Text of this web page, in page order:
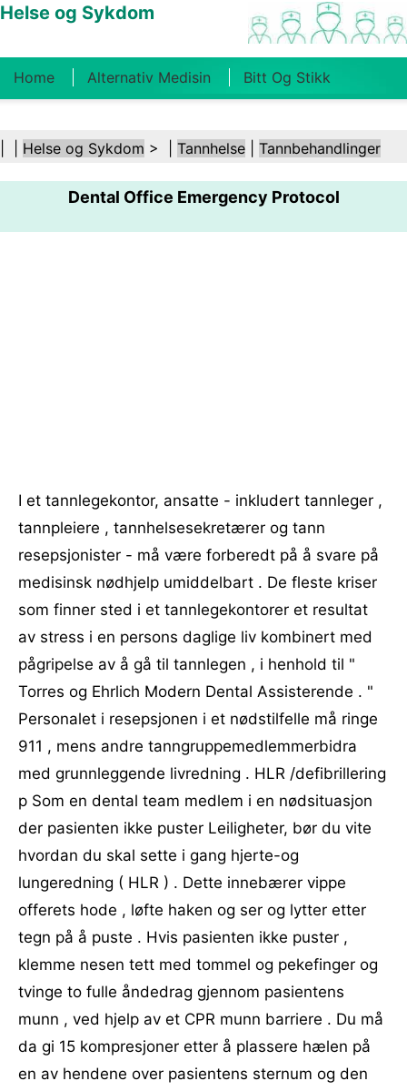
Helse og Sykdom
Home Alternativ Medisin Bitt Og Stikk
Kosthold Og Ernæring Familiehelse
Helsebransjen Psykisk Helse Folkehelse Og
Sikkerhet Kirurgi Og Prosedyrer Helse
Helse og Sykdom > | Tannhelse Tannbehandlinger
Dental Office Emergency Protocol
I et tannlegekontor, ansatte - inkludert tannleger ,
tannpleiere , tannhelsesekretærer og tann
resepsjonister - må være forberedt på å svare på
medisinsk nødhjelp umiddelbart . De fleste kriser
som finner sted i et tannlegekontorer et resultat
av stress i en persons daglige liv kombinert med
pågripelse av å gå til tannlegen , i henhold til "
Torres og Ehrlich Modern Dental Assisterende . "
Personalet i resepsjonen i et nødstilfelle må ringe
911 , mens andre tanngruppemedlemmerbidra
med grunnleggende livredning . HLR /defibrillering
p Som en dental team medlem i en nødsituasjon
der pasienten ikke puster Leiligheter, bør du vite
hvordan du skal sette i gang hjerte-og
lungeredning ( HLR ) . Dette innebærer vippe
offerets hode , løfte haken og ser og lytter etter
tegn på å puste . Hvis pasienten ikke puster ,
klemme nesen tett med tommel og pekefinger og
tvinge to fulle åndedrag gjennom pasientens
munn , ved hjelp av et CPR munn barriere . Du må
da gi 15 kompresjoner etter å plassere hælen på
en av hendene over pasientens sternum og den